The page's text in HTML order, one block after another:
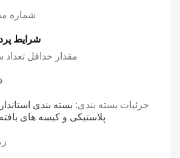
شماره
شرایط
مقدار حداقل
جزئیات بسته بندی: بسته بندی
پلاستیکی و کیسه های